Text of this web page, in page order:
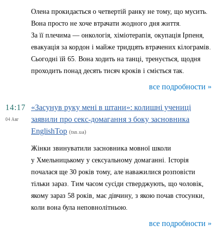
Олена прокидається о четвертій ранку не тому, що мусить.
Вона просто не хоче втрачати жодного дня життя.
За її плечима — онкологія, хіміотерапія, окупація Ірпеня,
евакуація за кордон і майже тридцять втрачених кілограмів.
Сьогодні їй 65. Вона ходить на танці, тренується, щодня
проходить понад десять тисяч кроків і сміється так.
все подробности »
14:17
04 Авг
«Засунув руку мені в штани»: колишні учениці
заявили про секс-домагання з боку засновника
EnglishTop (tsn.ua)
Жінки звинуватили засновника мовної школи
у Хмельницькому у сексуальному домаганні. Історія
почалася ще 30 років тому, але наважилися розповісти
тільки зараз. Тим часом сусіди стверджують, що чоловік,
якому зараз 58 років, має дівчину, з якою почав стосунки,
коли вона була неповнолітньою.
все подробности »